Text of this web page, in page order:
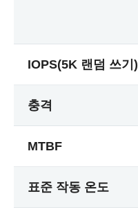
IOPS(5K 랜덤 쓰기)
충격
MTBF
표준 작동 온도